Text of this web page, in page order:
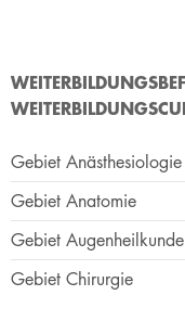
​Gebiet Anästhesiologie
​Gebiet Anatomie
​Gebiet Augenheilkunde
Gebiet Chirurgie